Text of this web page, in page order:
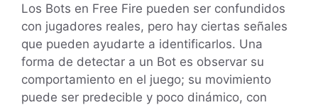
Los Bots en Free Fire pueden ser confundidos
con jugadores reales, pero hay ciertas señales
que pueden ayudarte a identificarlos. Una
forma de detectar a un Bot es observar su
comportamiento en el juego; su movimiento
puede ser predecible y poco dinámico, con